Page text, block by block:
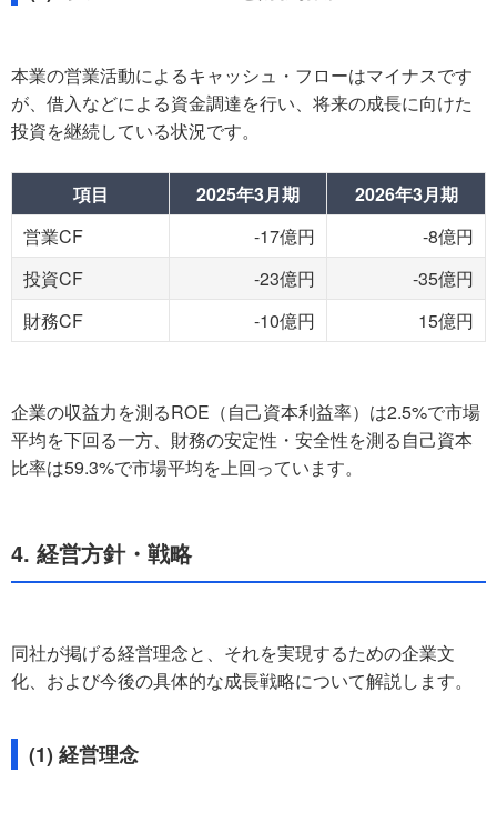
本業の営業活動によるキャッシュ・フローはマイナスです
が、借入などによる資金調達を行い、将来の成長に向けた
投資を継続している状況です。
項目 2025年3月期
2026年3月期
営業CF
-17億円
-8億円
投資CF
-23億円
-35億円
財務CF
-10億円 15億円
企業の収益力を測るROE（自己資本利益率）は2.5%で市場
平均を下回る一方、財務の安定性・安全性を測る自己資本
比率は59.3%で市場平均を上回っています。
4. 経営方針・戦略
同社が掲げる経営理念と、それを実現するための企業文
化、および今後の具体的な成長戦略について解説します。
(1) 経営理念